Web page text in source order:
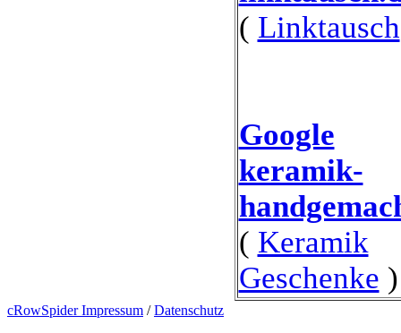
( Linktausch
Google
keramik-
( Keramik
Geschenke )
cRowSpider Impressum /Datenschutz